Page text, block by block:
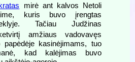
mirė ant kalvos Netoli
kuris buvo įrengtas
Tačiau Judžinas
amžiaus vadovavęs
papėdėje kasinėjimams, tuo
kad kalėjimas buvo